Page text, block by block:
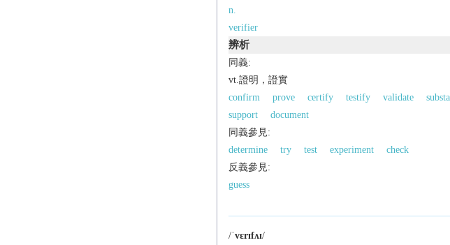
n.
verifier
辨析
同義:
vt.證明，證實
confirm
prove certify testify validate
support
document
同義參見:
determine
try test experiment
check
反義參見:
guess
/ˈvɛrɪfʌɪ/